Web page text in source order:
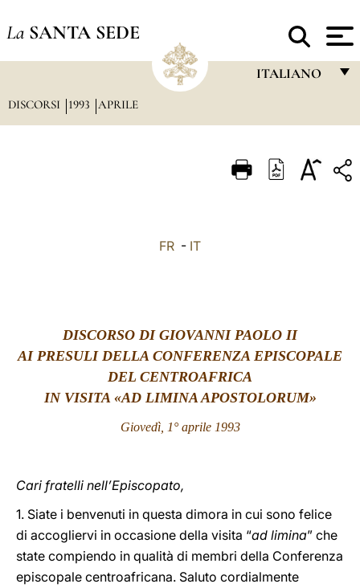
La SANTA SEDE
ITALIANO
ITALIANO
中文
DISCORSI 1993 APRILE
FR - IT
DISCORSO DI GIOVANNI PAOLO II
AI PRESULI DELLA CONFERENZA EPISCOPALE
DEL CENTROAFRICA
IN VISITA «AD LIMINA APOSTOLORUM»
Giovedì, 1° aprile 1993
Cari fratelli nell’Episcopato,
1. Siate i benvenuti in questa dimora in cui sono felice
di accogliervi in occasione della visita “ad limina” che
state compiendo in qualità di membri della Conferenza
episcopale centroafricana. Saluto cordialmente